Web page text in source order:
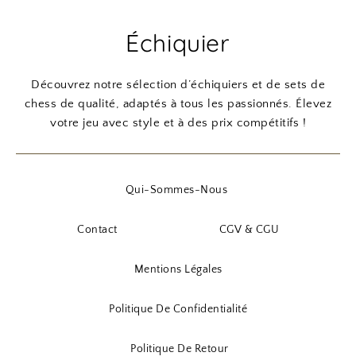
Échiquier
Découvrez notre sélection d’échiquiers et de sets de
chess de qualité, adaptés à tous les passionnés. Élevez
votre jeu avec style et à des prix compétitifs !
Qui-Sommes-Nous
Contact CGV & CGU
Mentions Légales
Politique De Confidentialité
Politique De Retour